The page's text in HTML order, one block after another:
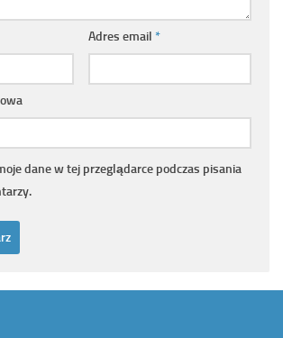
Adres email *
dane w tej przeglądarce podczas pisania